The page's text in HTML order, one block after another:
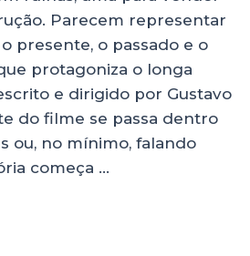
Parecem representar
presente, o passado e o
protagoniza o longa
e dirigido por Gustavo
do filme se passa dentro
ou, no mínimo, falando
começa …